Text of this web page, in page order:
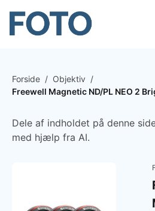
Forside / Objektiv /
Freewell Magnetic ND/PL NEO 2
Dele af indholdet på denne
med hjælp fra AI.